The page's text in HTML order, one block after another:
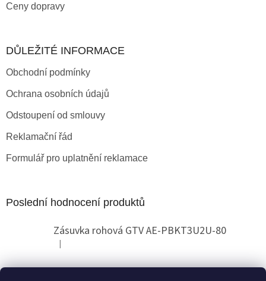
Ceny dopravy
DŮLEŽITÉ INFORMACE
Obchodní podmínky
Ochrana osobních údajů
Odstoupení od smlouvy
Reklamační řád
Formulář pro uplatnění reklamace
Poslední hodnocení produktů
Zásuvka rohová GTV AE-PBKT3U2U-80
Hodnocení produktu je 2 z 5 hvězdiček.
|